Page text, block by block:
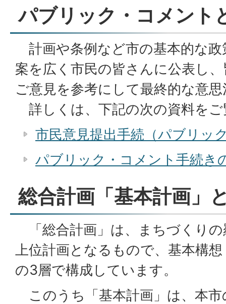
パブリック・コメント
計画や条例など市の基本的な
案を広く市民の皆さんに公表し
ご意見を参考にして最終的な意
詳しくは、下記の次の資料を
市民意見提出手続（パブリッ
パブリック・コメント手続き
総合計画「基本計画」
「総合計画」は、まちづくり
上位計画となるもので、基本構
の3層で構成しています。
このうち「基本計画」は、本